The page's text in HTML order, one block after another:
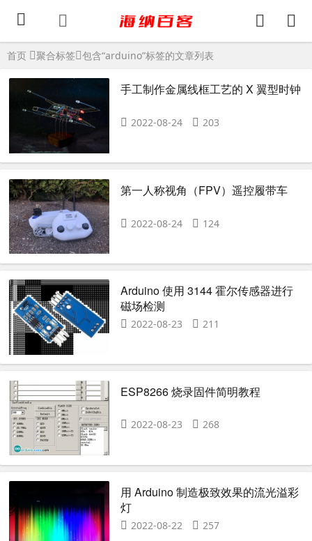
首页 聚合标签 包含“arduino”标签的文章列表
手工制作金属线框工艺的 X 翼型时钟
2022-08-24 203
第一人称视角（FPV）遥控履带车
2022-08-24 124
Arduino 使用 3144 霍尔传感器进行
磁场检测
2022-08-23 211
ESP8266 烧录固件简明教程
2022-08-23 268
用 Arduino 制造极致效果的流光溢彩
灯
2022-08-22 257